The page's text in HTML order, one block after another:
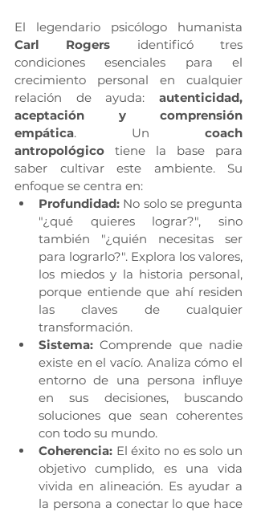
Carl Rogers identificó tres
condiciones esenciales para el
crecimiento personal en cualquier
relación de ayuda: autenticidad,
aceptación y comprensión
empática. Un coach
antropológico tiene la base para
saber cultivar este ambiente. Su
enfoque se centra en:
Profundidad: No solo se pregunta
"¿qué quieres lograr?", sino
también "¿quién necesitas ser
para lograrlo?". Explora los valores,
los miedos y la historia personal,
porque entiende que ahí residen
las claves de cualquier
transformación.
Sistema: Comprende que nadie
existe en el vacío. Analiza cómo el
entorno de una persona influye
en sus decisiones, buscando
soluciones que sean coherentes
con todo su mundo.
Coherencia: El éxito no es solo un
objetivo cumplido, es una vida
vivida en alineación. Es ayudar a
la persona a conectar lo que hace